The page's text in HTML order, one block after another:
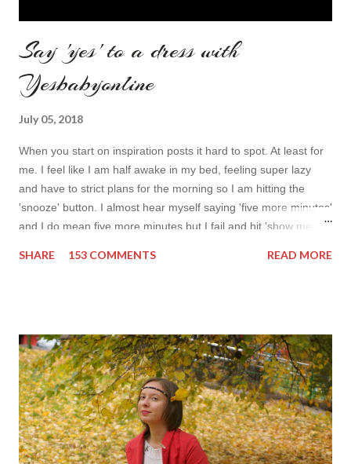
Say 'yes' to a dress with
Yesbabyonline
July 05, 2018
When you start on inspiration posts it hard to spot. At least for
me. I feel like I am half awake in my bed, feeling super lazy
and have to strict plans for the morning so I am hitting the
'snooze' button. I almost hear myself saying 'five more minutes'
and I do mean five more minutes but I fail and hit 'show me
it works especially well because I am waiting for my husband to
finish the page. I am more or less limited by time so my online
inspiration will be most pleasing. As always I wanted to set up a
topic to make it even better. My topic for today is long formal
dresses . Out of tons of online shop I picked the best for me
toda...
SHARE 153 COMMENTS READ MORE